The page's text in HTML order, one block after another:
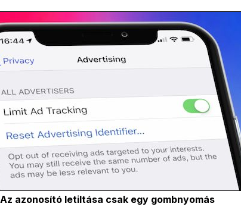
Az azonosító letiltása csak egy gombnyomás